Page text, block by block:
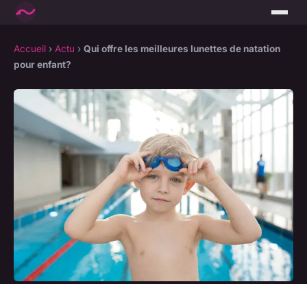
Accueil › Actu › Qui offre les meilleures lunettes de natation
pour enfant?